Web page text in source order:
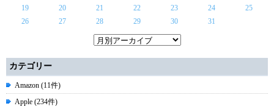
19
20 21 22 23 24
25
26
27 28 29 30 31
カテゴリー
Amazon (11件)
Apple (234件)